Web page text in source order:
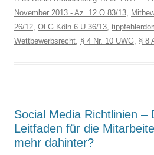
November 2013 - Az. 12 O 83/13,
26/12, OLG Köln 6 U 36/13,
Wettbewerbsrecht, § 4 Nr. 10 UWG, § 8
Social Media Richtlinien –
Leitfaden für die
mehr dahinter?